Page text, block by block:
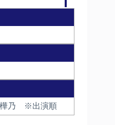
樺乃 ※出演順